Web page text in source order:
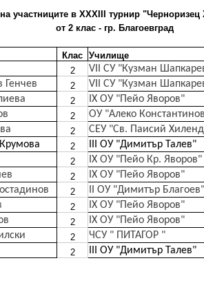
на участниците в XХXIII турнир "Черноризец
от 2 клас - гр. Благоевград
Клас Училище
2 VII СУ "Кузман
Генчев 2 VII СУ "Кузман
2 ІХ ОУ "Пейо Яворов"
2 ОУ "Алеко
2 СЕУ "Св. Паисий
2 III ОУ "Димитър Талев"
2 ІХ ОУ "Пейо Кр. Яворов"
2 ІХ ОУ "Пейо Яворов"
2 II ОУ "Димитър Благоев"
2 IX ОУ "Пейо Яворов"
2 ІХ ОУ "Пейо Яворов"
2 ЧСУ " ПИТАГОР "
2 ІІІ ОУ "Димитър Талев"